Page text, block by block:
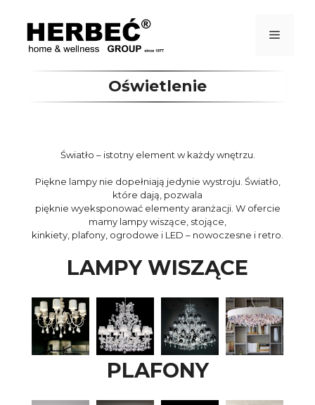
Menu
Oświetlenie
Światło – istotny element w każdy wnętrzu.
Piękne lampy nie dopełniają jedynie wystroju. Światło,
które dają, pozwala
pięknie wyeksponować elementy aranżacji. W ofercie
mamy lampy wiszące, stojące,
kinkiety, plafony, ogrodowe i LED – nowoczesne i retro.
LAMPY WISZĄCE
PLAFONY